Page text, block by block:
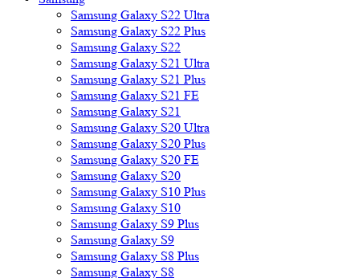
Samsung Galaxy S22 Ultra
Samsung Galaxy S22 Plus
Samsung Galaxy S22
Samsung Galaxy S21 Ultra
Samsung Galaxy S21 Plus
Samsung Galaxy S21 FE
Samsung Galaxy S21
Samsung Galaxy S20 Ultra
Samsung Galaxy S20 Plus
Samsung Galaxy S20 FE
Samsung Galaxy S20
Samsung Galaxy S10 Plus
Samsung Galaxy S10
Samsung Galaxy S9 Plus
Samsung Galaxy S9
Samsung Galaxy S8 Plus
Samsung Galaxy S8